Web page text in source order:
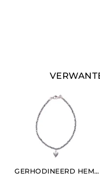
GERHODINEERD HEMATIET ARMBAND MET HART BEDELS ELEMENT